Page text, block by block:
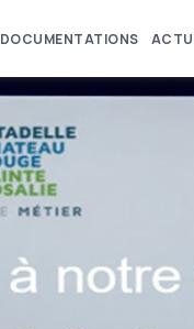
DOCUMENTATIONS